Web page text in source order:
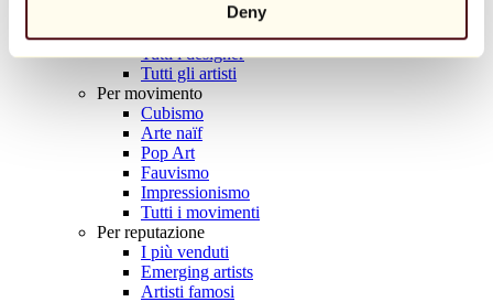
Deny
Tutti i fotografi
Tutti i disegnatori
Tutti i designer
Tutti gli artisti
Per movimento
Cubismo
Arte naïf
Pop Art
Fauvismo
Impressionismo
Tutti i movimenti
Per reputazione
I più venduti
Emerging artists
Artisti famosi